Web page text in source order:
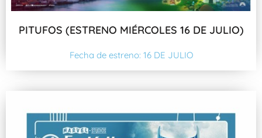
PITUFOS (ESTRENO MIÉRCOLES 16 DE JULIO)
Fecha de estreno: 16 DE JULIO